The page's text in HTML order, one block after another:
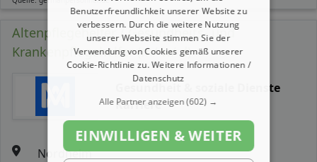
Altenpflegehelfer / Gesundheits- und
Krankenpflegehelfer (m/ w/ d)
Gesundheit & soziale Dienste
Karriere
Nordheim
Benutzerfreundlichkeit unserer Website zu
verbessern. Durch die weitere Nutzung
unserer Webseite stimmen Sie der
Verwendung von Cookies gemäß unserer
Cookie-Richtlinie zu.Weitere Informationen /
Datenschutz
Alle Partner anzeigen(602) →
EINWILLIGEN & WEITER